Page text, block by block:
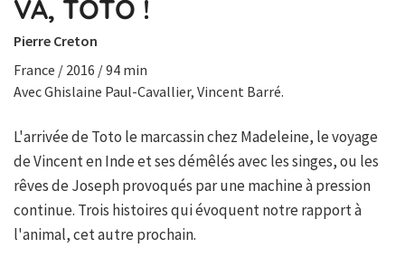
VA, TOTO !
Pierre Creton
France / 2016 / 94 min
Avec Ghislaine Paul-Cavallier, Vincent Barré.
L'arrivée de Toto le marcassin chez Madeleine, le voyage
de Vincent en Inde et ses démêlés avec les singes, ou les
rêves de Joseph provoqués par une machine à pression
continue. Trois histoires qui évoquent notre rapport à
l'animal, cet autre prochain.